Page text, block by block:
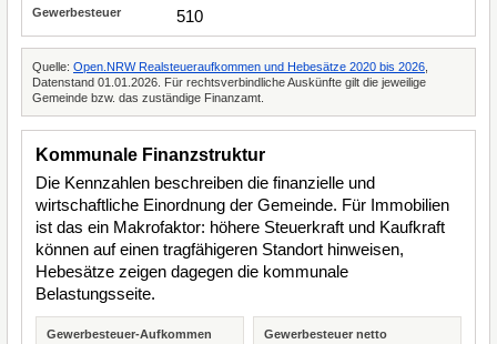
510
Quelle: Open.NRW Realsteueraufkommen und Hebesätze 2020 bis 2026
Datenstand 01.01.2026. Für rechtsverbindliche Auskünfte gilt die jeweilige
Gemeinde bzw. das zuständige Finanzamt.
Kommunale Finanzstruktur
Die Kennzahlen beschreiben die finanzielle und
wirtschaftliche Einordnung der Gemeinde. Für Immobilien
ist das ein Makrofaktor: höhere Steuerkraft und Kaufkraft
können auf einen tragfähigeren Standort hinweisen,
Hebesätze zeigen dagegen die kommunale
Belastungsseite.
Gewerbesteuer-Aufkommen Gewerbesteuer netto